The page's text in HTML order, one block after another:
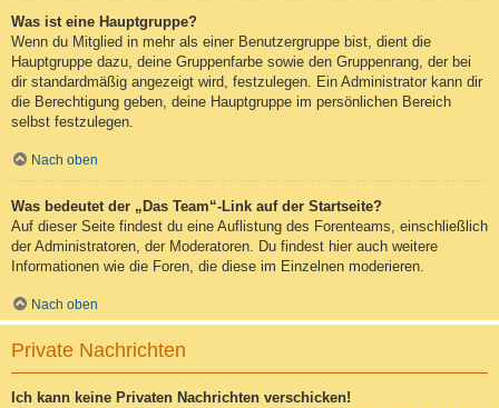
Was ist eine Hauptgruppe?
Wenn du Mitglied in mehr als einer Benutzergruppe bist, dient die
Hauptgruppe dazu, deine Gruppenfarbe sowie den Gruppenrang, der bei
dir standardmäßig angezeigt wird, festzulegen. Ein Administrator kann dir
die Berechtigung geben, deine Hauptgruppe im persönlichen Bereich
selbst festzulegen.
Nach oben
Was bedeutet der „Das Team“-Link auf der Startseite?
Auf dieser Seite findest du eine Auflistung des Forenteams, einschließlich
der Administratoren, der Moderatoren. Du findest hier auch weitere
Informationen wie die Foren, die diese im Einzelnen moderieren.
Nach oben
Private Nachrichten
Ich kann keine Privaten Nachrichten verschicken!